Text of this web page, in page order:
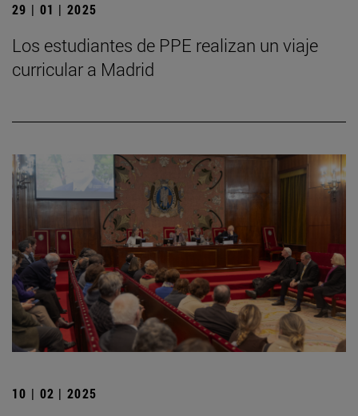
29 | 01 | 2025
Los estudiantes de PPE realizan un viaje
curricular a Madrid
10 | 02 | 2025